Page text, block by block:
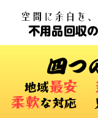
空間に余白を
不用品回収
四つ
​地域最安
柔軟な対応